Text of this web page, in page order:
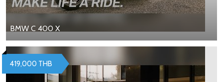
BMW C 400 X
419,000 THB